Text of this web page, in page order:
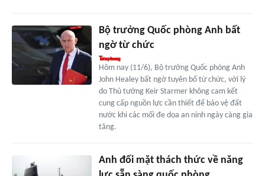
Bộ trưởng Quốc phòng Anh bất
ngờ từ chức
Hôm nay (11/6), Bộ trưởng Quốc phòng Anh
John Healey bất ngờ tuyên bố từ chức, với lý
do Thủ tướng Keir Starmer không cam kết
cung cấp nguồn lực cần thiết để bảo vệ đất
nước khi các mối đe dọa an ninh ngày càng gia
tăng.
Anh đối mặt thách thức về năng